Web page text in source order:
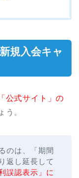
規入会キャ
公式サイト」の
う。
のは、「期間
返し延長して
誤認表示」に